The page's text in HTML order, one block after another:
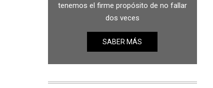
tenemos el firme propósito de no fallar
dos veces
SABER MÁS